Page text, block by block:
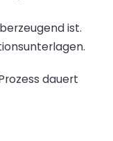
ist.
dauert